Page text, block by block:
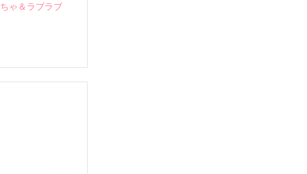
ゃ＆ラブラブ
閥御曹司に
影恭司その
れた上、二